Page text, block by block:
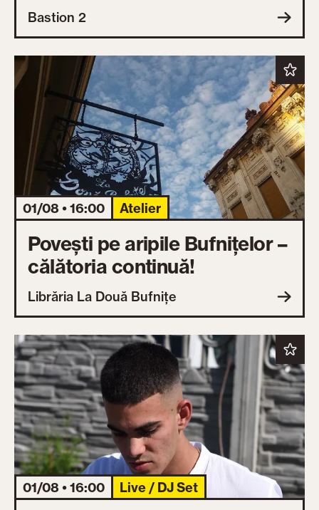
Bastion 2
01/08 • 16:00 Atelier
Povești pe aripile Bufnițelor –
călătoria continuă!
Librăria La Două Bufnițe
01/08 • 16:00 Live / DJ Set